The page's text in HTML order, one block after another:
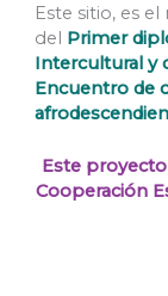
Este sitio, es
del Primer
Intercultural y
Encuentro de
Este
Cooperación